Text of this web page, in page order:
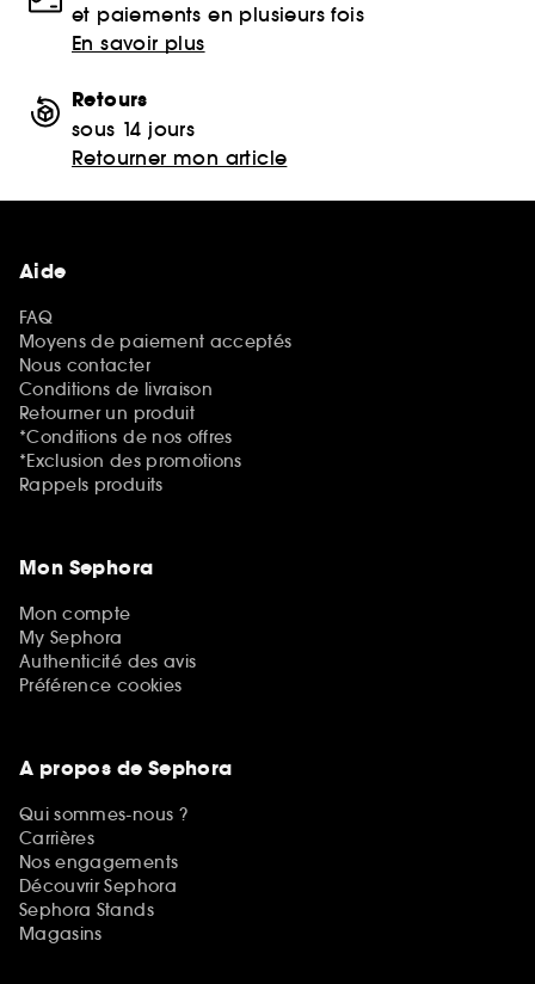
et paiements en plusieurs fois
En savoir plus
Retours
sous 14 jours
Retourner mon article
Aide
FAQ
Moyens de paiement acceptés
Nous contacter
Conditions de livraison
Retourner un produit
*Conditions de nos offres
*Exclusion des promotions
Rappels produits
Mon Sephora
Mon compte
My Sephora
Authenticité des avis
Préférence cookies
A propos de Sephora
Qui sommes-nous ?
Carrières
Nos engagements
Découvrir Sephora
Sephora Stands
Magasins